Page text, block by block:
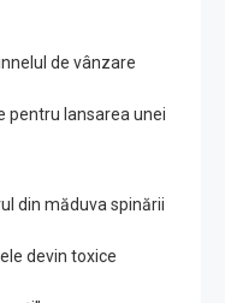
de vânzare
pentru lansarea unei
din măduva spinării
devin toxice